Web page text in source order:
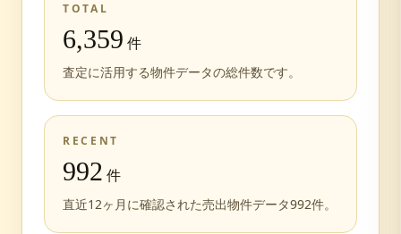
TOTAL
6,359 件
査定に活用する物件データの総件数です。
RECENT
992 件
直近12ヶ月に確認された売出物件データ992件。